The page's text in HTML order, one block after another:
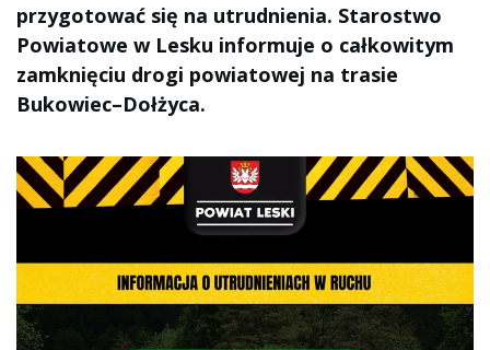
przygotować się na utrudnienia. Starostwo
Powiatowe w Lesku informuje o całkowitym
zamknięciu drogi powiatowej na trasie
Bukowiec–Dołżyca.